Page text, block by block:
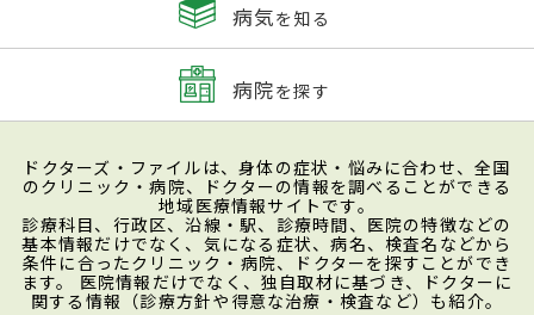
病気を知る
病院を探す
ドクターズ・ファイルは、身体の症状・悩みに合わせ、全国
のクリニック・病院、ドクターの情報を調べることができる
地域医療情報サイトです。
診療科目、行政区、沿線・駅、診療時間、医院の特徴などの
基本情報だけでなく、気になる症状、病名、検査名などから
条件に合ったクリニック・病院、ドクターを探すことができ
ます。 医院情報だけでなく、独自取材に基づき、ドクターに
関する情報（診療方針や得意な治療・検査など）も紹介。